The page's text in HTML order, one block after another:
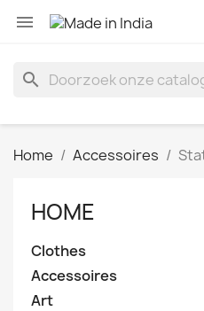

search
Home Accessoires
HOME
Clothes
Accessoires
Art